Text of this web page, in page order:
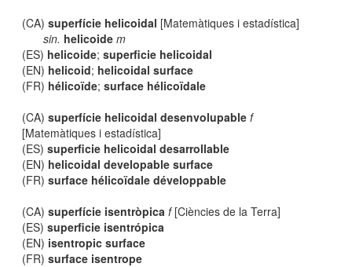
(CA)superfície helicoidal [Matemàtiques i estadística]
sin. helicoide m
(ES) helicoide;superficie helicoidal
(EN) helicoid; helicoidal surface
(FR) hélicoïde;surface hélicoïdale
(CA)superfície helicoidal desenvolupable f
[Matemàtiques i estadística]
(ES)superficie helicoidal desarrollable
(EN) helicoidal developable surface
(FR)surface hélicoïdale développable
(CA)superfície isentròpica f[Ciències de la Terra]
(ES)superficie isentrópica
(EN) isentropic surface
(FR)surface isentrope